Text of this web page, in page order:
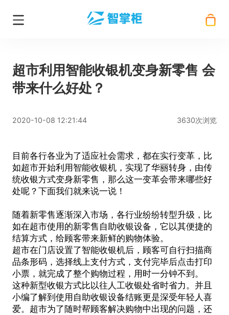
超市利用智能收银机变身新零售 会
带来什么好处？
2020-10-08 12:21:44 3630次浏览
目前各行各业为了适应社会需求，都在实行变革，比
如超市开始利用 智能收银机，实现了华丽转身，由传
统收银方式变身新零售，那么这一变革会带来哪些好
处呢？下面我们就来说一说！
随着新零售逐渐深入市场，各行业纷纷转型升级，比
如在超市使用的新零售自助收银设备，它以其便捷的
结算方式，给顾客带来新鲜的购物体验。
超市在门店设置了智能收银机后，顾客可自行扫描商
品条形码，选择线上支付方式，支付完毕后点击打印
小票，就完成了整个购物过程，用时一分钟不到。
这种新型收银方式比以往人工收银处省时省力。并且
小编了解到使用自助收银设备结账更是深受年轻人喜
爱。超市为了随时帮顾客解决购物中出现的问题，还